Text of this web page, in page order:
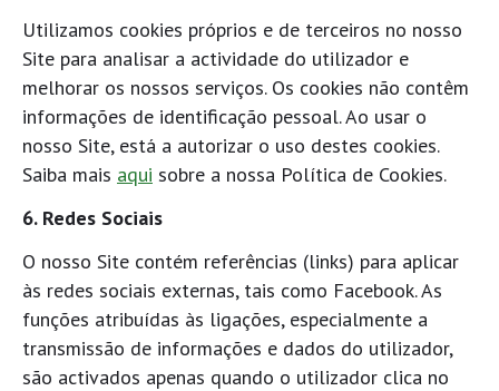
Utilizamos cookies próprios e de terceiros no nosso
Site para analisar a actividade do utilizador e
melhorar os nossos serviços. Os cookies não contêm
informações de identificação pessoal. Ao usar o
nosso Site, está a autorizar o uso destes cookies.
Saiba mais aqui sobre a nossa Política de Cookies.
6. Redes Sociais
O nosso Site contém referências (links) para aplicar
às redes sociais externas, tais como Facebook. As
funções atribuídas às ligações, especialmente a
transmissão de informações e dados do utilizador,
são activados apenas quando o utilizador clica no